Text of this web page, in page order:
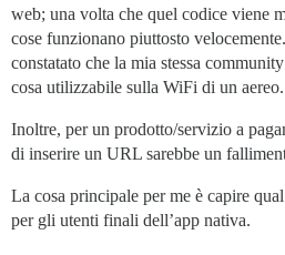
web; una volta che quel codice viene
cose funzionano piuttosto
constatato che la mia stessa
cosa utilizzabile sulla WiFi di un aereo.
Inoltre, per un prodotto/servizio a
di inserire un URL sarebbe un
La cosa principale per me è capire
per gli utenti finali dell’app nativa.